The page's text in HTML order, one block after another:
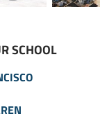
SCHOOL